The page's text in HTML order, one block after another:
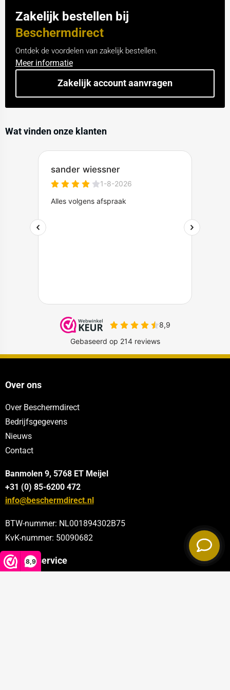
8,9
Zakelijk bestellen bij
Beschermdirect
Ontdek de voordelen van zakelijk bestellen.
Meer informatie
Zakelijk account aanvragen
Wat vinden onze klanten
Over ons
Over Beschermdirect
Bedrijfsgegevens
Nieuws
Contact
Banmolen 9, 5768 ET Meijel
+31 (0) 85-6200 472
info@beschermdirect.nl
BTW-nummer: NL001894302B75
KvK-nummer: 50090682
Klantenservice